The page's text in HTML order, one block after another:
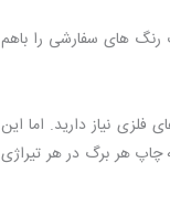
های سفارشی را باهم
نیاز دارید. اما این
چاپ هر برگ در هر تیراژی